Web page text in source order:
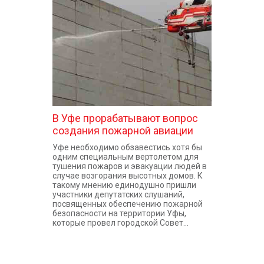
КОНТАКТЫ
В Уфе прорабатывают вопрос
создания пожарной авиации
Уфе необходимо обзавестись хотя бы
одним специальным вертолетом для
тушения пожаров и эвакуации людей в
случае возгорания высотных домов. К
такому мнению единодушно пришли
участники депутатских слушаний,
посвященных обеспечению пожарной
безопасности на территории Уфы,
которые провел городской Совет...